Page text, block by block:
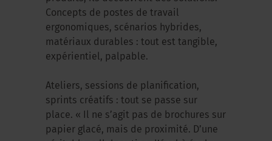
Concepts de postes de travail
ergonomiques, scénarios hybrides,
matériaux durables : tout est tangible,
expérientiel, palpable.
Ateliers, sessions de planification,
sprints créatifs : tout se passe sur
place. « Il ne s’agit pas de brochures sur
papier glacé, mais de proximité. D’une